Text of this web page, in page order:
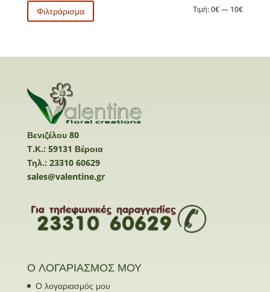
Μέγιστη
Φιλτράρισμα Τιμή:0€— 10€
Βενιζέλου 80
Τ.Κ.: 59131 Βέροια
Τηλ.: 23310 60629
sales@valentine.gr
Ο ΛΟΓΑΡΙΑΣΜΟΣ ΜΟΥ
Ο λογαριασμός μου